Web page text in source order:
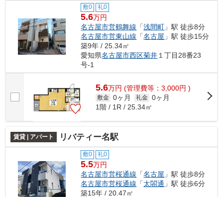
敷0 礼0
5.6万円
名古屋市営鶴舞線 「浅間町 」駅 徒歩8分
名古屋市営東山線 「名古屋 」駅 徒歩15分
築9年 / 25.34㎡
愛知県名古屋市西区菊井１丁目28番23
号-1
5.6万円 (管理費等：3,000円 )
敷金 0ヶ月 礼金 0ヶ月
1階 / 1R / 25.34㎡
賃貸 | アパート リバティー名駅
敷0 礼0
5.5万円
名古屋市営桜通線 「名古屋 」駅 徒歩8分
名古屋市営桜通線 「太閤通 」駅 徒歩6分
築15年 / 20.47㎡